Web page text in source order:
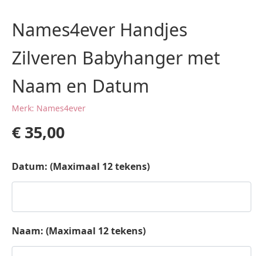
Names4ever Handjes
Zilveren Babyhanger met
Naam en Datum
Merk: Names4ever
€ 35,00
Datum: (Maximaal 12 tekens)
Naam: (Maximaal 12 tekens)